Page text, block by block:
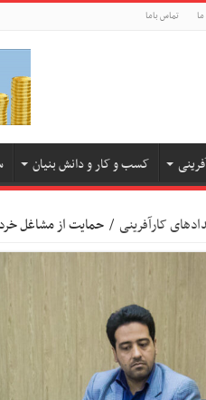
ما تماس باما
کسب و کار و دانش بنیان
کارآفرینی / حمایت از مشاغل